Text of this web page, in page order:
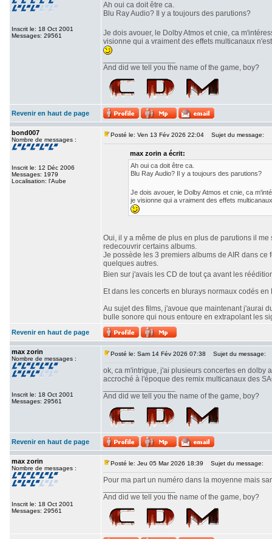
Inscrit le: 18 Oct 2001
Messages: 29561
Ah oui ca doit être ca.
Blu Ray Audio? Il y a toujours des parutions?
Je dois avouer, le Dolby Atmos et cnie, ca
visionne qui a vraiment des effets multicanaux
And did we tell you the name of the game, boy?
Revenir en haut de page
bond007
Nombre de messages :
Inscrit le: 12 Déc 2006
Messages: 1979
Localisation: l'Aube
Posté le: Ven 13 Fév 2026 22:04 Sujet du message:
max zorin a écrit:
Ah oui ca doit être ca.
Blu Ray Audio? Il y a toujours des parutions?
Je dois avouer, le Dolby Atmos et cnie, ca
je visionne qui a vraiment des effets
Oui, il y a même de plus en plus de parutions il
redecouvrir certains albums.
Je possède les 3 premiers albums de AIR dans
quelques autres.
Bien sur j'avais les CD de tout ça avant les
Et dans les concerts en blurays normaux codés
Au sujet des films, j'avoue que maintenant j'aurai
bulle sonore qui nous entoure en extrapolant les
Revenir en haut de page
max zorin
Nombre de messages :
Inscrit le: 18 Oct 2001
Messages: 29561
Posté le: Sam 14 Fév 2026 07:38 Sujet du message:
ok, ca m'intrigue, j'ai plusieurs concertes en dolby
accroché à l'époque des remix multicanaux des
And did we tell you the name of the game, boy?
Revenir en haut de page
max zorin
Nombre de messages :
Inscrit le: 18 Oct 2001
Messages: 29561
Posté le: Jeu 05 Mar 2026 18:39 Sujet du message:
Pour ma part un numéro dans la moyenne mais
And did we tell you the name of the game, boy?